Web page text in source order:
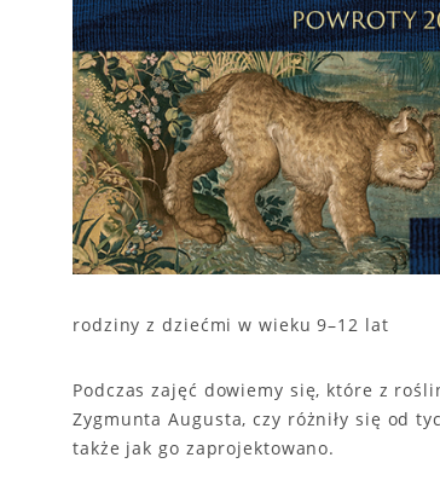
rodziny z dziećmi w wieku 9–12 lat
Podczas zajęć dowiemy się, które z
Zygmunta Augusta, czy różniły się od
także jak go zaprojektowano.